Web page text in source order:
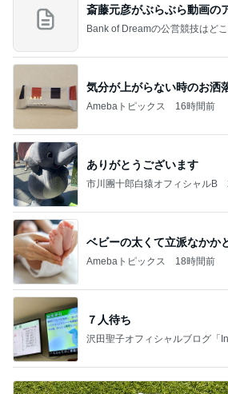
斎藤元彦がぶらぶら動画の
Bank of Dreamの公営競技はどこ
気分が上がらない時のお洒
Amebaトピックス 16時間前
ありがとうございます
市川團十郎白猿オフィシャルB
ベビーの太くて立派なかか
Amebaトピックス 18時間前
７人待ち
沢田聖子オフィシャルブログ「